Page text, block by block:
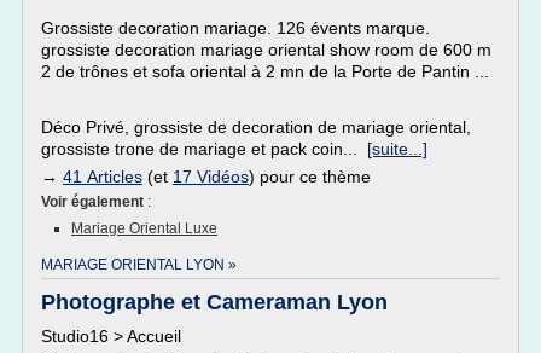
Grossiste decoration mariage. 126 évents marque.
grossiste decoration mariage oriental show room de 600 m
2 de trônes et sofa oriental à 2 mn de la Porte de Pantin ...
Déco Privé, grossiste de decoration de mariage oriental,
grossiste trone de mariage et pack coin... [suite...]
→ 41 Articles (et 17 Vidéos) pour ce thème
Voir également :
Mariage Oriental Luxe
MARIAGE ORIENTAL LYON »
Photographe et Cameraman Lyon
Studio16 > Accueil